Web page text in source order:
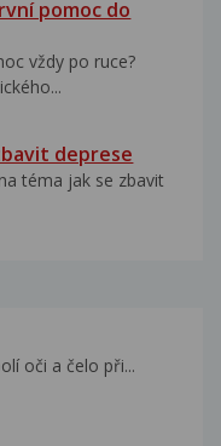
pomoc do
vždy po ruce?
deprese
téma jak se zbavit
oči a čelo při...